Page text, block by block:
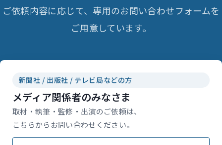
ご依頼内容に応じて、専用のお問い合わせフォームを
ご用意しています。
新聞社 / 出版社 / テレビ局などの方
メディア関係者のみなさま
取材・執筆・監修・出演のご依頼は、
こちらからお問い合わせください。